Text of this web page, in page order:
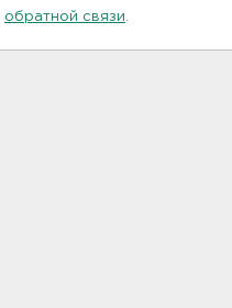
обратной связи